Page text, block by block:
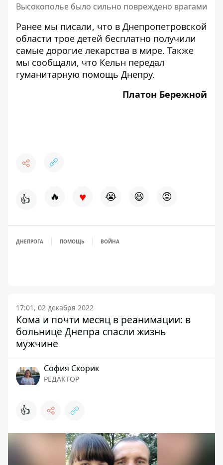
Высокополье было сильно повреждено врагами
Ранее мы писали, что в Днепропетровской
области трое детей бесплатно получили
самые дорогие лекарства в мире. Также
мы сообщали, что Кельн передал
гуманитарную помощь Днепру.
Платон Бережной
👍 🔥 ♥ 😭 😆 😡
ДНЕПРОГА ПОМОЩЬ ВОЙНА
17:01, 02 декабря 2022
Кома и почти месяц в реанимации: в
больнице Днепра спасли жизнь
мужчине
София Скорик
РЕДАКТОР
👍